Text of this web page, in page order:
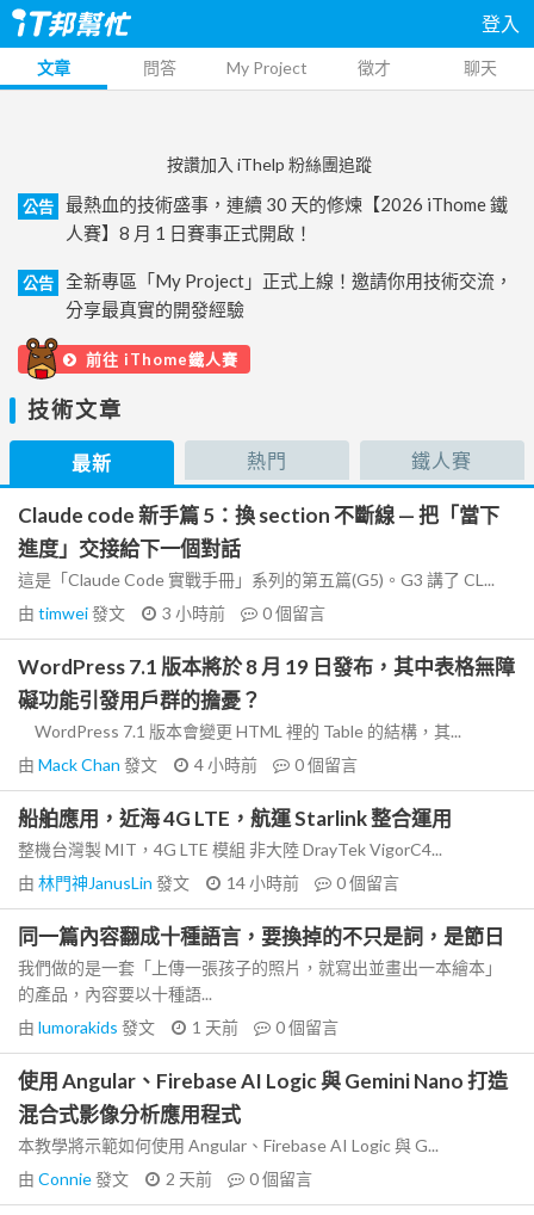
登入
文章 問答 My Project 徵才 聊天
按讚加入 iThelp 粉絲團追蹤
公告
最熱血的技術盛事，連續 30 天的修煉【2026 iThome 鐵
人賽】8 月 1 日賽事正式開啟！
公告
全新專區「My Project」正式上線！邀請你用技術交流，
分享最真實的開發經驗
前往 iThome鐵人賽
技術文章
最新 熱門 鐵人賽
Claude code 新手篇 5：換 section 不斷線 — 把「當下
進度」交接給下一個對話
這是「Claude Code 實戰手冊」系列的第五篇(G5)。G3 講了 CL...
由 timwei發文 3 小時前 0個留言
WordPress 7.1 版本將於 8 月 19 日發布，其中表格無障
礙功能引發用戶群的擔憂？
WordPress 7.1 版本會變更 HTML 裡的 Table 的結構，其...
由 Mack Chan 發文 4 小時前 0個留言
船舶應用，近海 4G LTE，航運 Starlink 整合運用
整機台灣製 MIT，4G LTE 模組 非大陸 DrayTek VigorC4...
由 林門神JanusLin 發文 14 小時前 0個留言
同一篇內容翻成十種語言，要換掉的不只是詞，是節日
我們做的是一套「上傳一張孩子的照片，就寫出並畫出一本繪本」
的產品，內容要以十種語...
由 lumorakids 發文 1 天前 0個留言
使用 Angular、Firebase AI Logic 與 Gemini Nano 打造
混合式影像分析應用程式
本教學將示範如何使用 Angular、Firebase AI Logic 與 G...
由 Connie發文 2 天前 0個留言